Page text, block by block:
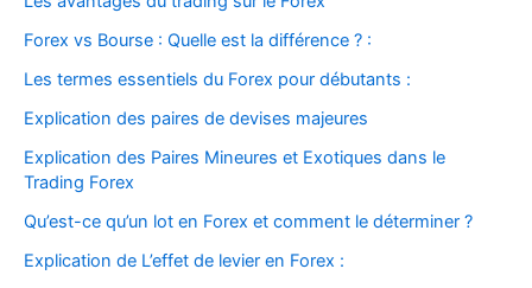
Forex vs Bourse : Quelle est la différence ? :
Les termes essentiels du Forex pour débutants :
Explication des paires de devises majeures
Explication des Paires Mineures et Exotiques dans le
Trading Forex
Qu’est-ce qu’un lot en Forex et comment le déterminer ?
Explication de L’effet de levier en Forex :